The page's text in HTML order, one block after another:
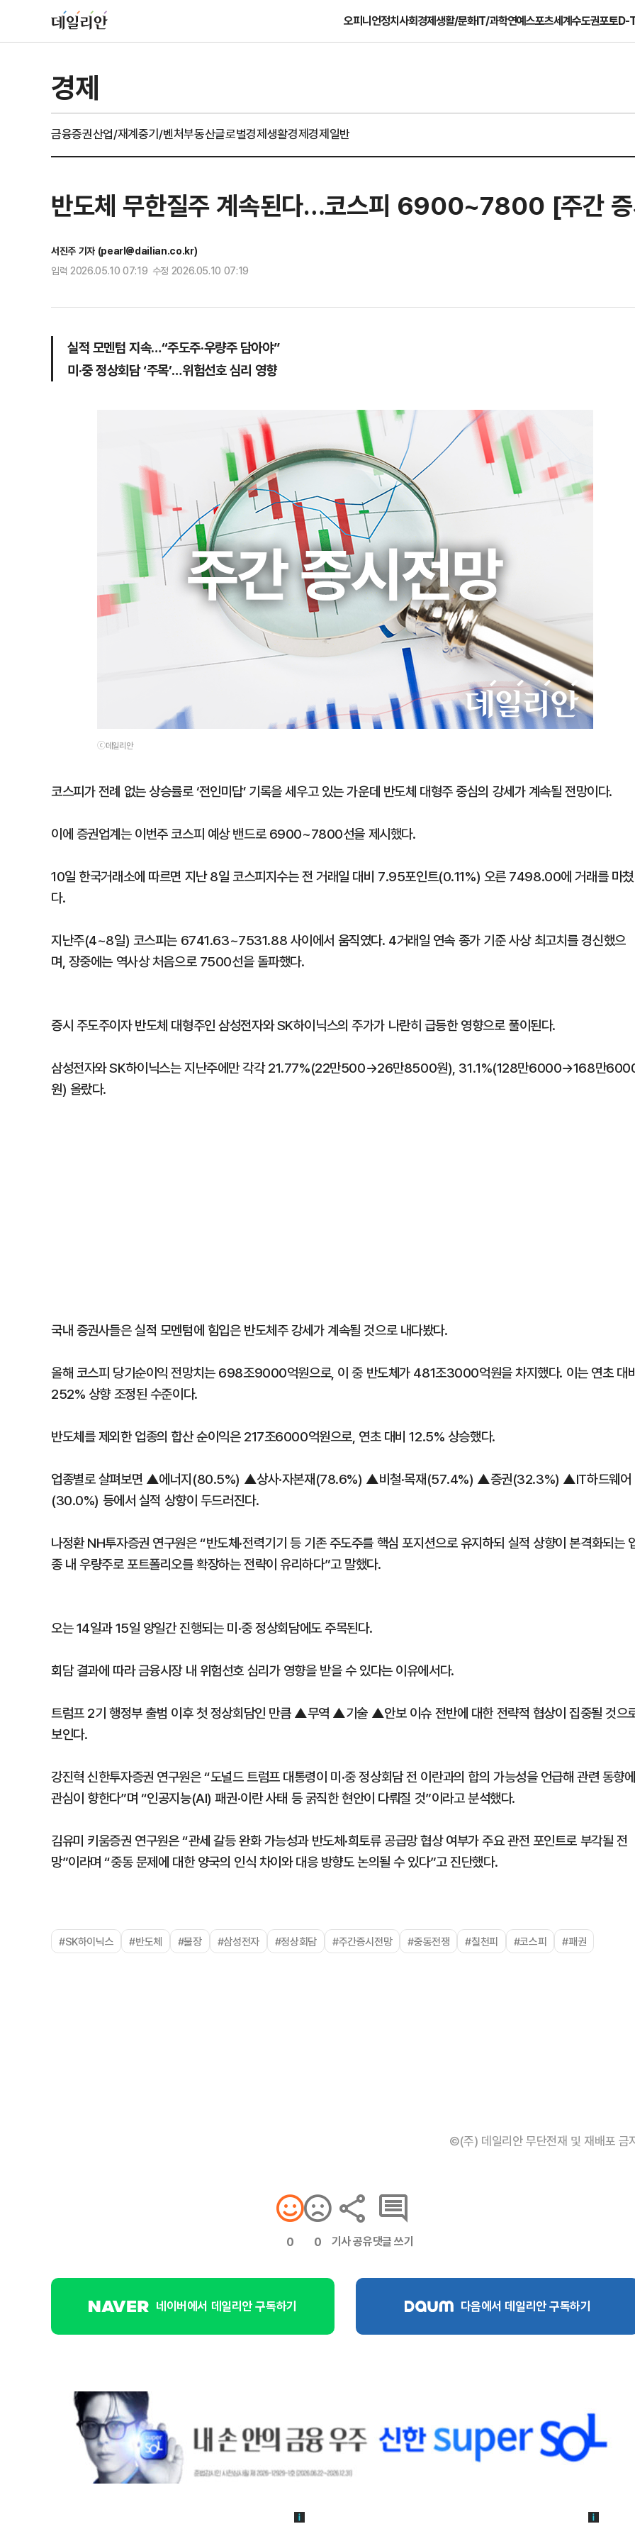
오피니언정치사회경제생활/문화IT/과학연예스포츠세계수도권포토D-
경제
금융증권산업/재계중기/벤처부동산글로벌경제생활경제경제일반
반도체 무한질주 계속된다…코스피 6900~7800 [주간
서진주 기자 (pearl@dailian.co.kr)
입력 2026.05.10 07:19 수정 2026.05.10 07:19
실적 모멘텀 지속…“주도주·우량주 담아야”
미·중 정상회담 ‘주목’…위험선호 심리 영향
ⓒ데일리안
코스피가 전례 없는 상승률로 ‘전인미답’ 기록을 세우고 있는 가운데 반도체 대형주 중심의 강세가 계속될 전망이다.
이에 증권업계는 이번주 코스피 예상 밴드로 6900~7800선을 제시했다.
10일 한국거래소에 따르면 지난 8일 코스피지수는 전 거래일 대비 7.95포인트(0.11%) 오른 7498.00에 거래를 마쳤
다.
지난주(4~8일) 코스피는 6741.63~7531.88 사이에서 움직였다. 4거래일 연속 종가 기준 사상 최고치를 경신했으
며, 장중에는 역사상 처음으로 7500선을 돌파했다.
증시 주도주이자 반도체 대형주인 삼성전자와 SK하이닉스의 주가가 나란히 급등한 영향으로 풀이된다.
삼성전자와 SK하이닉스는 지난주에만 각각 21.77%(22만500→26만8500원), 31.1%(128만6000→168만
원) 올랐다.
국내 증권사들은 실적 모멘텀에 힘입은 반도체주 강세가 계속될 것으로 내다봤다.
올해 코스피 당기순이익 전망치는 698조9000억원으로, 이 중 반도체가 481조3000억원을 차지했다. 이는 연초 대
252% 상향 조정된 수준이다.
반도체를 제외한 업종의 합산 순이익은 217조6000억원으로, 연초 대비 12.5% 상승했다.
업종별로 살펴보면 ▲에너지(80.5%) ▲상사·자본재(78.6%) ▲비철·목재(57.4%) ▲증권(32.3%) ▲IT하드웨어
(30.0%) 등에서 실적 상향이 두드러진다.
나정환 NH투자증권 연구원은 “반도체·전력기기 등 기존 주도주를 핵심 포지션으로 유지하되 실적 상향이 본격화되는
종 내 우량주로 포트폴리오를 확장하는 전략이 유리하다”고 말했다.
오는 14일과 15일 양일간 진행되는 미·중 정상회담에도 주목된다.
회담 결과에 따라 금융시장 내 위험선호 심리가 영향을 받을 수 있다는 이유에서다.
트럼프 2기 행정부 출범 이후 첫 정상회담인 만큼 ▲무역 ▲기술 ▲안보 이슈 전반에 대한 전략적 협상이 집중될 것으
보인다.
강진혁 신한투자증권 연구원은 “도널드 트럼프 대통령이 미·중 정상회담 전 이란과의 합의 가능성을 언급해 관련 동향에
관심이 향한다”며 “인공지능(AI) 패권·이란 사태 등 굵직한 현안이 다뤄질 것”이라고 분석했다.
김유미 키움증권 연구원은 “관세 갈등 완화 가능성과 반도체·희토류 공급망 협상 여부가 주요 관전 포인트로 부각될 전
망”이라며 “중동 문제에 대한 양국의 인식 차이와 대응 방향도 논의될 수 있다”고 진단했다.
#SK하이닉스 #반도체 #불장 #삼성전자 #정상회담 #주간증시전망 #중동전쟁 #칠천피 #코스피 #패권
©(주) 데일리안 무단전재 및 재배포 금
0 0 기사 공유댓글 쓰기
네이버에서 데일리안 구독하기 다음에서 데일리안 구독하기